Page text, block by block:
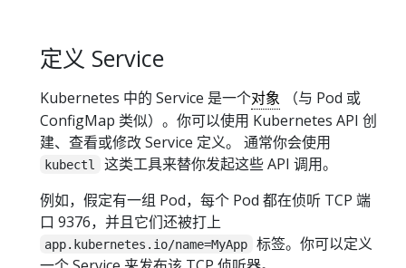
定义 Service
Kubernetes 中的 Service 是一个对象 （与 Pod 或
ConfigMap 类似）。你可以使用 Kubernetes API 创
建、查看或修改 Service 定义。 通常你会使用
kubectl
这类工具来替你发起这些 API 调用。
例如，假定有一组 Pod，每个 Pod 都在侦听 TCP 端
口 9376，并且它们还被打上
app.kubernetes.io/name=MyApp
标签。你可以定义